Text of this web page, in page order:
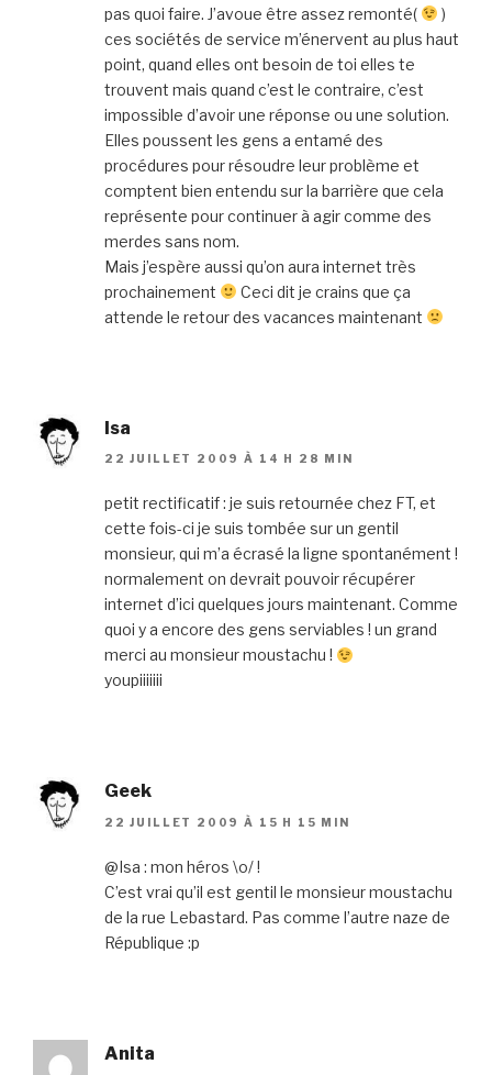
pas quoi faire. J’avoue être assez remonté(
)
ces sociétés de service m’énervent au plus haut
point, quand elles ont besoin de toi elles te
trouvent mais quand c’est le contraire, c’est
impossible d’avoir une réponse ou une solution.
Elles poussent les gens a entamé des
procédures pour résoudre leur problème et
comptent bien entendu sur la barrière que cela
représente pour continuer à agir comme des
merdes sans nom.
Mais j’espère aussi qu’on aura internet très
prochainement
Ceci dit je crains que ça
attende le retour des vacances maintenant
Isa
22 JUILLET 2009 À 14 H 28 MIN
petit rectificatif : je suis retournée chez FT, et
cette fois-ci je suis tombée sur un gentil
monsieur, qui m’a écrasé la ligne spontanément !
normalement on devrait pouvoir récupérer
internet d’ici quelques jours maintenant. Comme
quoi y a encore des gens serviables ! un grand
merci au monsieur moustachu !
youpiiiiiii
Geek
22 JUILLET 2009 À 15 H 15 MIN
@Isa : mon héros \o/ !
C’est vrai qu’il est gentil le monsieur moustachu
de la rue Lebastard. Pas comme l’autre naze de
République :p
Anita